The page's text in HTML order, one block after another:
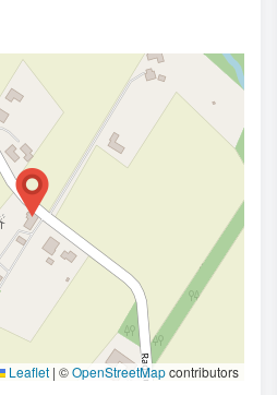
Leaflet | ©OpenStreetMapcontributors